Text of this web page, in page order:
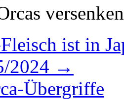
ist in
2024 →
Übergriffe